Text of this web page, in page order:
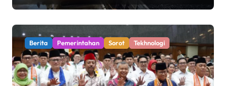
Ketat di China
Berita Pemerintahan Sorot Tekhnologi